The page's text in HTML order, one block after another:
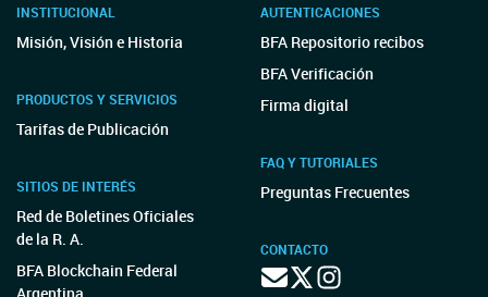
INSTITUCIONAL
Misión, Visión e Historia
PRODUCTOS Y SERVICIOS
Tarifas de Publicación
SITIOS DE INTERÉS
Red de Boletines Oficiales
de la R. A.
BFA Blockchain Federal
AUTENTICACIONES
BFA Repositorio recibos
BFA Verificación
Firma digital
FAQ Y TUTORIALES
Preguntas Frecuentes
CONTACTO